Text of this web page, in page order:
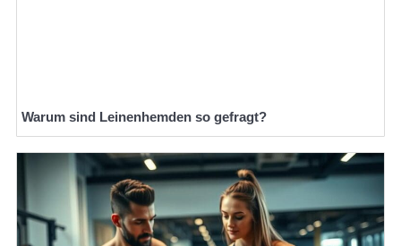
Warum sind Leinenhemden so gefragt?